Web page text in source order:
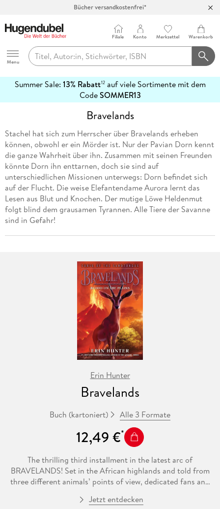
Bücher versandkostenfrei*
Abholung in über 100 Filialen
Hugendubel
Menu
Filiale Konto Merkzettel Warenkorb
Summer Sale: 13% Rabatt12auf viele Sortimente mit dem
CodeSOMMER13
erfahren
Bravelands
Stachel hat sich zum Herrscher über Bravelands erheben
können, obwohl er ein Mörder ist. Nur der Pavian Dorn kennt
die ganze Wahrheit über ihn. Zusammen mit seinen Freunden
könnte Dorn ihn enttarnen, doch sie sind auf
unterschiedlichen Missionen unterwegs: Dorn befindet sich
auf der Flucht. Die weise Elefantendame Aurora lernt das
Lesen aus Blut und Knochen. Der mutige Löwe Heldenmut
folgt blind dem grausamen Tyrannen. Alle Tiere der Savanne
sind in Gefahr!
Erin Hunter
Bravelands
Buch (kartoniert) Alle 3 Formate
12,49 €
The thrilling third installment in the latest arc of
BRAVELANDS! Set in the African highlands and told from
three different animals’ points of view, dedicated fans and
new adventure.
Jetzt entdecken